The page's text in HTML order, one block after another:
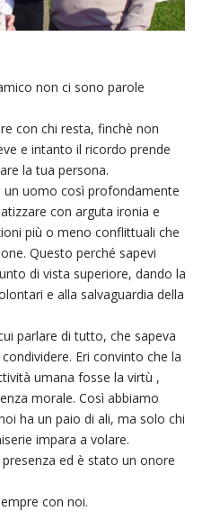
non ci sono parole
con chi resta, finchè non
e intanto il ricordo prende
la tua persona.
uomo così profondamente
con arguta ironia e
più o meno conflittuali che
Questo perché sapevi
di vista superiore, dando la
e alla salvaguardia della
parlare di tutto, che sapeva
Eri convinto che la
umana fosse la virtù ,
morale. Così abbiamo
ha un paio di ali, ma solo chi
impara a volare.
ed è stato un onore
con noi.